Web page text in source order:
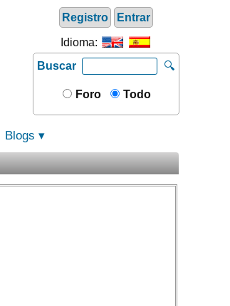
Registro Entrar
Idioma:
Buscar
🔍
Foro Todo
Blogs